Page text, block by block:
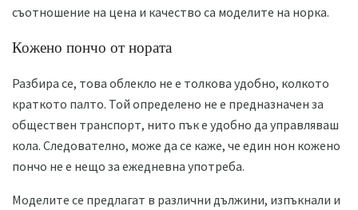
съотношение на цена и качество са моделите на норка.
Кожено пончо от нората
Разбира се, това облекло не е толкова удобно, колкото
краткото палто. Той определено не е предназначен за
обществен транспорт, нито пък е удобно да управляваш
кола. Следователно, може да се каже, че един нон кожено
пончо не е нещо за ежедневна употреба.
Моделите се предлагат в различни дължини, изпъкнали и